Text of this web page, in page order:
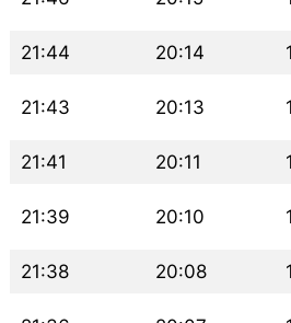
20:14
21:44
20:13
21:43
20:11
21:41
20:10
21:39
20:08
21:38